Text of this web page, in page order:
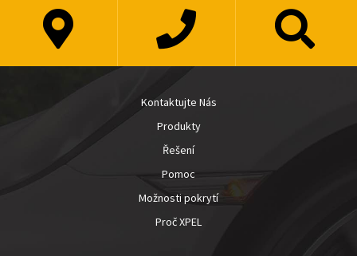
Kontaktujte Nás
Produkty
Řešení
Pomoc
Možnosti pokrytí
Proč XPEL